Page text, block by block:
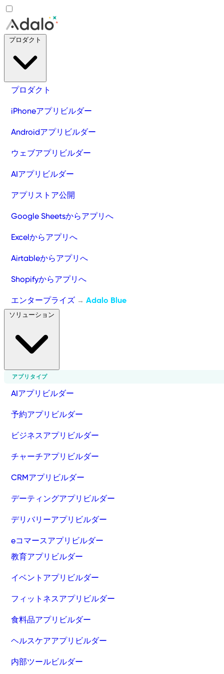
プロダクト
iPhoneアプリビルダー
Androidアプリビルダー
ウェブアプリビルダー
AIアプリビルダー
アプリストア公開
Google Sheetsからアプリへ
Excelからアプリへ
Airtableからアプリへ
Shopifyからアプリへ
エンタープライズ → Adalo Blue
アプリタイプ
AIアプリビルダー
予約アプリビルダー
ビジネスアプリビルダー
チャーチアプリビルダー
CRMアプリビルダー
デーティングアプリビルダー
デリバリーアプリビルダー
eコマースアプリビルダー
教育アプリビルダー
イベントアプリビルダー
フィットネスアプリビルダー
食料品アプリビルダー
ヘルスケアアプリビルダー
内部ツールビルダー